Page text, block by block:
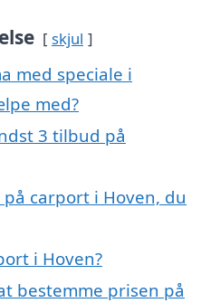
skjul
med speciale i
med?
3 tilbud på
carport i Hoven, du
i Hoven?
bestemme prisen på